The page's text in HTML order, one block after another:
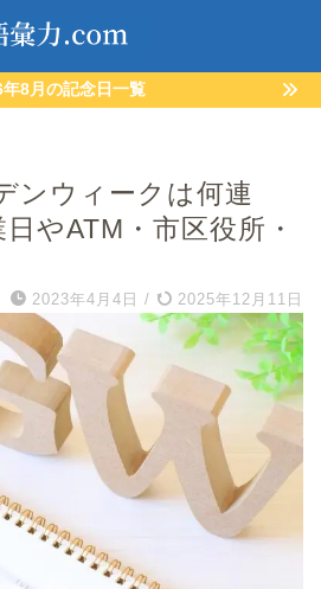
8月の記念日一覧
ンウィークは何連
やATM・市区役所・
2023年4月4日 / 2025年12月11日